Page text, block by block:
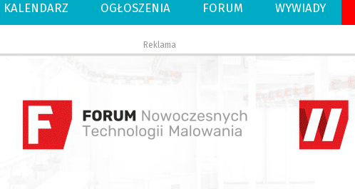
KALENDARZ OGŁOSZENIA FORUM WYWIADY
Reklama